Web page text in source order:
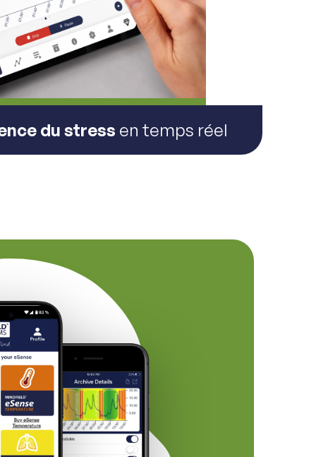
du stress en temps réel